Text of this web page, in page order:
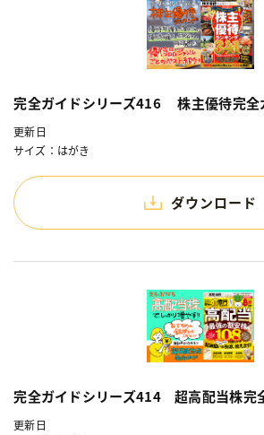
完全ガイドシリーズ416 株主優待完全
更新日
サイズ：はがき
ダウンロード
完全ガイドシリーズ414 超高配当株完
更新日